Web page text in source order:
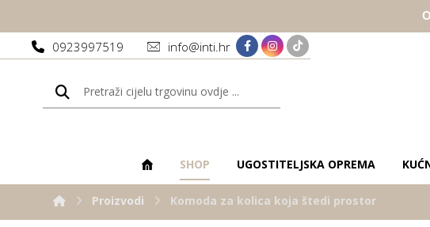
0923997519 info@inti.hr
SHOP UGOSTITELJSKA OPREMA
Proizvodi Komoda za kolica koja štedi prostor